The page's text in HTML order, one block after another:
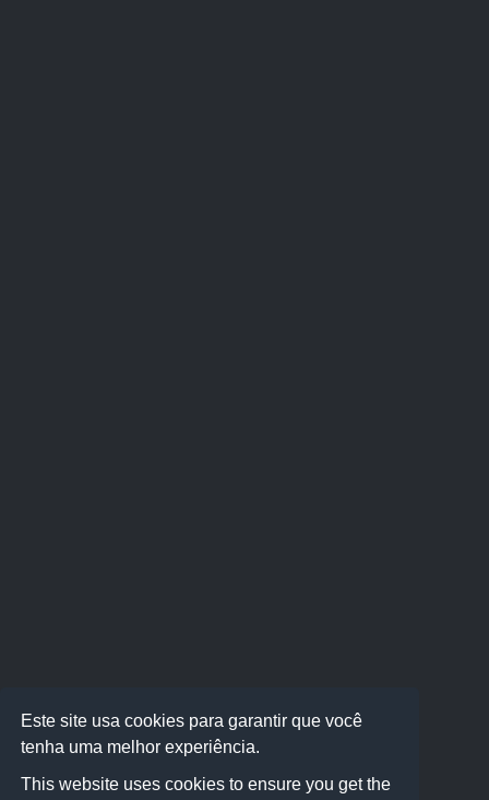
Este site usa cookies para garantir que você
tenha uma melhor experiência.
This website uses cookies to ensure you get the